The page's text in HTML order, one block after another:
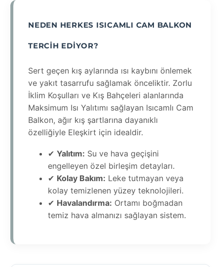
NEDEN HERKES ISICAMLI CAM BALKON
TERCIH EDIYOR?
Sert geçen kış aylarında ısı kaybını önlemek
ve yakıt tasarrufu sağlamak önceliktir. Zorlu
İklim Koşulları ve Kış Bahçeleri alanlarında
Maksimum Isı Yalıtımı sağlayan Isıcamlı Cam
Balkon, ağır kış şartlarına dayanıklı
özelliğiyle Eleşkirt için idealdir.
✔ Yalıtım: Su ve hava geçişini
engelleyen özel birleşim detayları.
✔ Kolay Bakım: Leke tutmayan veya
kolay temizlenen yüzey teknolojileri.
✔ Havalandırma: Ortamı boğmadan
temiz hava almanızı sağlayan sistem.